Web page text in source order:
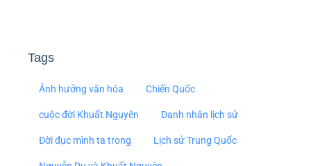
Tags
Ảnh hưởng văn hóa Chiến Quốc
cuộc đời Khuất Nguyên Danh nhân lịch sử
Đời đục mình ta trong Lịch sử Trung Quốc